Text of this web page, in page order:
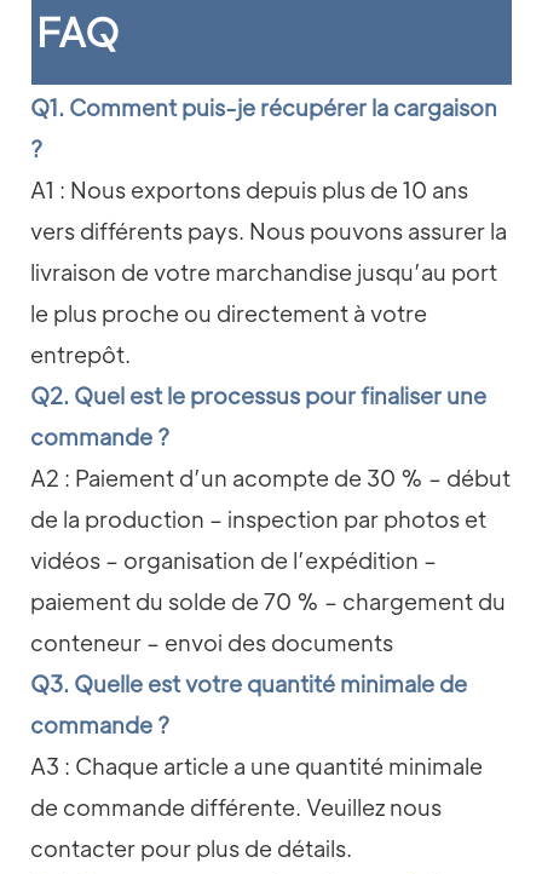
FAQ
Q1. Comment puis-je récupérer la cargaison
?
A1 : Nous exportons depuis plus de 10 ans
vers différents pays. Nous pouvons assurer la
livraison de votre marchandise jusqu’au port
le plus proche ou directement à votre
entrepôt.
Q2. Quel est le processus pour finaliser une
commande ?
A2 : Paiement d’un acompte de 30 % – début
de la production – inspection par photos et
vidéos – organisation de l’expédition –
paiement du solde de 70 % – chargement du
conteneur – envoi des documents
Q3. Quelle est votre quantité minimale de
commande ?
A3 : Chaque article a une quantité minimale
de commande différente. Veuillez nous
contacter pour plus de détails.